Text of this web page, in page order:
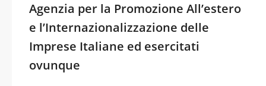
Agenzia per la Promozione All’estero
e l’Internazionalizzazione delle
Imprese Italiane ed esercitati
ovunque